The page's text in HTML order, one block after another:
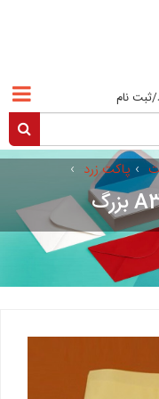
ثبت نام
› پاکت زرد ›